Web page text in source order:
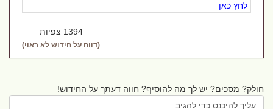
לחץ כאן
1394 צפיות
(דווח על חידוש לא ראוי)
חולק? מסכים? יש לך מה להוסיף? חווה דעתך על החידוש!